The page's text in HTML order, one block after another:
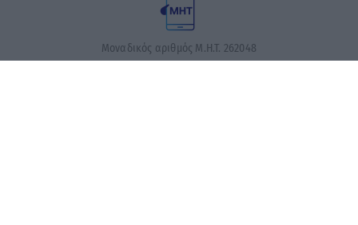
Μοναδικός αριθμός Μ.Η.Τ. 262048